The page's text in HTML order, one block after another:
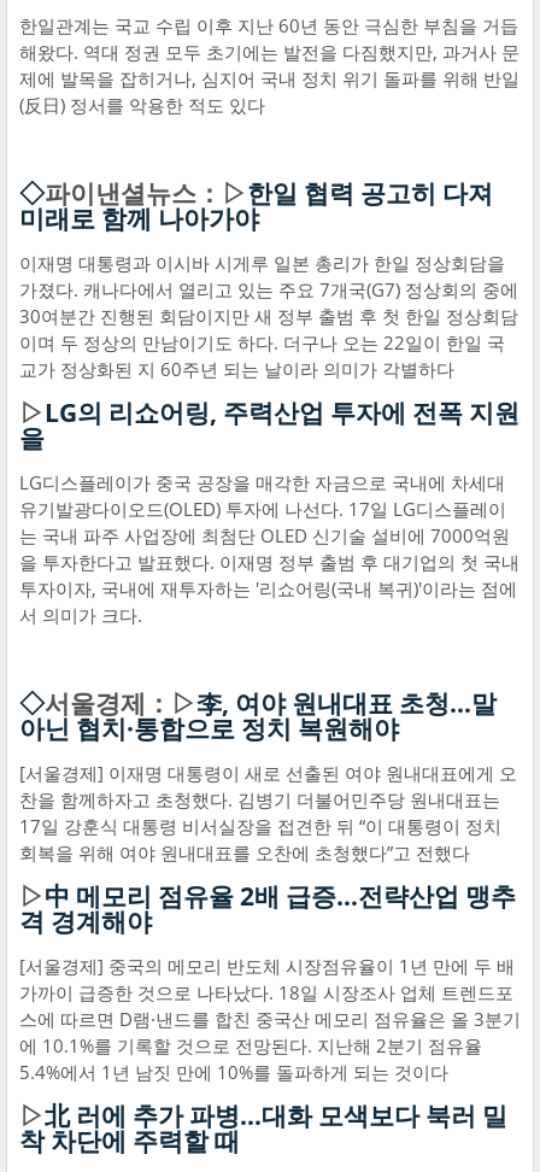
한일관계는 국교 수립 이후 지난 60년 동안 극심한 부침을 거듭
해왔다. 역대 정권 모두 초기에는 발전을 다짐했지만, 과거사 문
제에 발목을 잡히거나, 심지어 국내 정치 위기 돌파를 위해 반일
(反日) 정서를 악용한 적도 있다
◇파이낸셜뉴스：▷한일 협력 공고히 다져
미래로 함께 나아가야
이재명 대통령과 이시바 시게루 일본 총리가 한일 정상회담을
가졌다. 캐나다에서 열리고 있는 주요 7개국(G7) 정상회의 중에
30여분간 진행된 회담이지만 새 정부 출범 후 첫 한일 정상회담
이며 두 정상의 만남이기도 하다. 더구나 오는 22일이 한일 국
교가 정상화된 지 60주년 되는 날이라 의미가 각별하다
▷LG의 리쇼어링, 주력산업 투자에 전폭 지원
을
LG디스플레이가 중국 공장을 매각한 자금으로 국내에 차세대
유기발광다이오드(OLED) 투자에 나선다. 17일 LG디스플레이
는 국내 파주 사업장에 최첨단 OLED 신기술 설비에 7000억원
을 투자한다고 발표했다. 이재명 정부 출범 후 대기업의 첫 국내
투자이자, 국내에 재투자하는 '리쇼어링(국내 복귀)'이라는 점에
서 의미가 크다.
◇서울경제：▷李, 여야 원내대표 초청…말
아닌 협치·통합으로 정치 복원해야
[서울경제] 이재명 대통령이 새로 선출된 여야 원내대표에게 오
찬을 함께하자고 초청했다. 김병기 더불어민주당 원내대표는
17일 강훈식 대통령 비서실장을 접견한 뒤 “이 대통령이 정치
회복을 위해 여야 원내대표를 오찬에 초청했다”고 전했다
▷中 메모리 점유율 2배 급증…전략산업 맹추
격 경계해야
[서울경제] 중국의 메모리 반도체 시장점유율이 1년 만에 두 배
가까이 급증한 것으로 나타났다. 18일 시장조사 업체 트렌드포
스에 따르면 D램·낸드를 합친 중국산 메모리 점유율은 올 3분기
에 10.1%를 기록할 것으로 전망된다. 지난해 2분기 점유율
5.4%에서 1년 남짓 만에 10%를 돌파하게 되는 것이다
▷北 러에 추가 파병…대화 모색보다 북러 밀
착 차단에 주력할 때